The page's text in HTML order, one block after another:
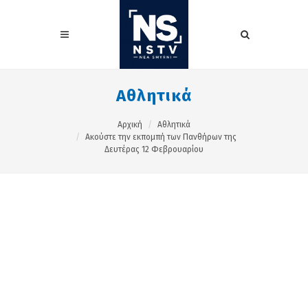
Αθλητικά
Αρχική
Αθλητικά
Ακούστε την εκπομπή των Πανθήρων της
Δευτέρας 12 Φεβρουαρίου